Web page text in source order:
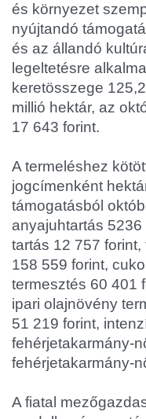
és környezet
nyújtandó
és az állandó
legeltetésre
keretösszege
millió hektár, az
17 643 forint.
A termeléshez
jogcímenként
támogatásból
anyajuhtartás
tartás 12 757
158 559 forint,
termesztés 60 401
ipari olajnövény
51 219 forint,
fehérjetakarmány-
fehérjetakarmány-
A fiatal